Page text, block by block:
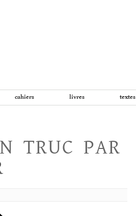
cahiers livres textes
TRUC PAR